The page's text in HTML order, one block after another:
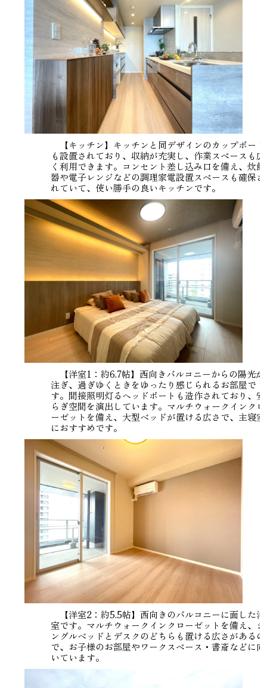
【キッチン】キッチンと同デザインのカップボード
も設置されており、収納が充実し、作業スペースも広
く利用できます。コンセント差し込み口を備え、炊飯
器や電子レンジなどの調理家電設置スペースも確保さ
れていて、使い勝手の良いキッチンです。
【洋室1：約6.7帖】西向きバルコニーからの陽光が
注ぎ、過ぎゆくときをゆったり感じられるお部屋で
す。間接照明灯るヘッドボートも造作されており、安
らぎ空間を演出しています。マルチウォークインクロ
ーゼットを備え、大型ベッドが置ける広さで、主寝室
におすすめです。
【洋室2：約5.5帖】西向きのバルコニーに面した洋
室です。マルチウォークインクローゼットを備え、シ
ングルベッドとデスクのどちらも置ける広さがあるの
で、お子様のお部屋やワークスペース・書斎などに向
いています。